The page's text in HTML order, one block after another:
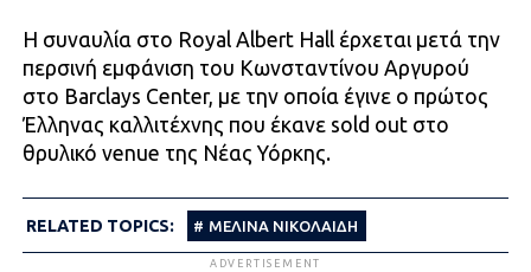
Η συναυλία στο Royal Albert Hall έρχεται μετά την
περσινή εμφάνιση του Κωνσταντίνου Αργυρού
στο Barclays Center, με την οποία έγινε ο πρώτος
Έλληνας καλλιτέχνης που έκανε sold out στο
θρυλικό venue της Νέας Υόρκης.
RELATED TOPICS: ΜΕΛΙΝΑ ΝΙΚΟΛΑΙΔΗ
ADVERTISEMENT